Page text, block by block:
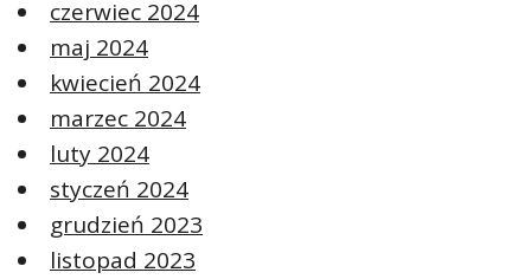
czerwiec 2024
maj 2024
kwiecień 2024
marzec 2024
luty 2024
styczeń 2024
grudzień 2023
listopad 2023